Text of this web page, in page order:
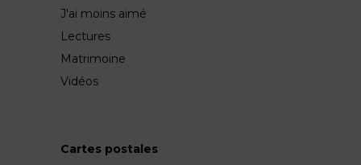
J'ai moins aimé
Lectures
Matrimoine
Vidéos
Cartes postales